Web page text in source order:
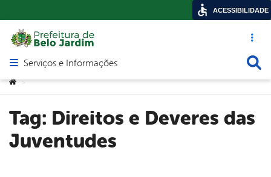
Acesso
Abrir menu principal de navegação
Serviços e Informações
Você está aqui:
>
Tag: Direitos e Deveres das
Juventudes
ACESSIBILIDADE